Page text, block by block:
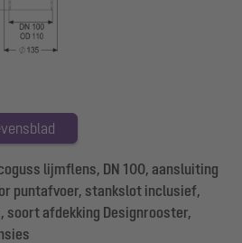
lijmflens, DN 100, aansluiting
puntafvoer, stankslot inclusief,
soort afdekking Designrooster,